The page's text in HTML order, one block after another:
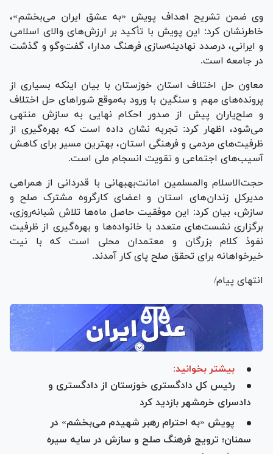
وی ضمن تشریح اهداف پویش «به عشق ایران می‌بخشم»،
خاطرنشان کرد: این پویش با تأکید بر ارزش‌های والای اسلامی
و ایرانی، درصدد نهادینه‌سازی فرهنگ مدارا، گفت‌و‌گو و گذشت
در جامعه است.
معاون حل اختلاف استان خوزستان با بیان اینکه بسیاری از
پرونده‌های مهم و سنگین با ورود به‌موقع شورا‌های حل اختلاف
و صلح‌یاران پیش از صدور احکام نهایی به سازش منتهی
می‌شود، اظهار کرد: تجربه نشان داده است که بهره‌گیری از
ظرفیت‌های مردمی و فرهنگی استان، بهترین مسیر برای کاهش
آسیب‌های اجتماعی و تقویت انسجام ملی است.
حجت‌الاسلام والمسلمین امانت‌بهبهانی با قدردانی از همراهی
مدیرکل زندان‌های استان و اعضای کارگروه مشترک صلح و
سازش، بیان کرد: این موفقیت حاصل ماه‌ها تلاش شبانه‌روزی،
برگزاری نشست‌های متعدد با خانواده‌ها و بهره‌گیری از ظرفیت
نفوذ کلام بزرگان و معتمدان محلی است که با نیت
خیرخواهانه برای تحقق صلح پای کار آمدند.
انتهای پیام/
بیشتر بخوانید:
رئیس کل دادگستری خوزستان از دادگستری و
دادسرای خرمشهر بازدید کرد
پویش «به احترام رهبر شهیدم می‌بخشم» در
سمنان؛ ترویج فرهنگ صلح و سازش در سایه سیره